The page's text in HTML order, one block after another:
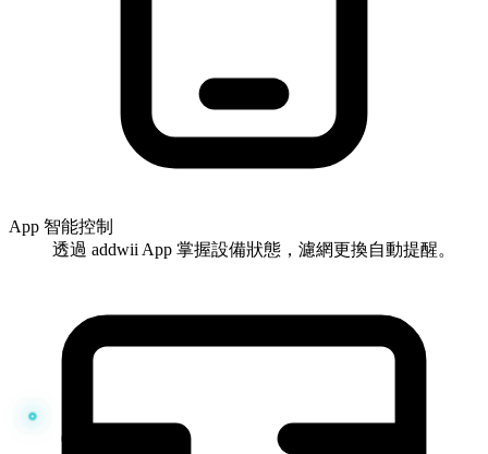
App 智能控制
透過 addwii App 掌握設備狀態，濾網更換自動提醒。